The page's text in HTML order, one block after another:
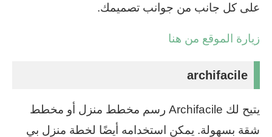
على كل جانب من جوانب تصميمك.
زيارة الموقع من هنا
archifacile
يتيح لك Archifacile رسم مخطط منزل أو مخطط
شقة بسهولة. يمكن استخدامه أيضًا لخطة منزل بي